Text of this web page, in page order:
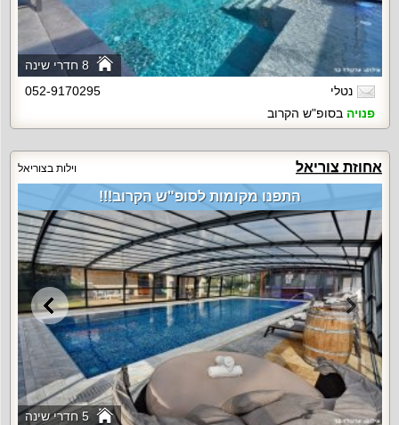
8 חדרי שינה
נטלי
052-9170295
פנויה בסופ"ש הקרוב
אחוזת צוריאל וילות בצוריאל
5 חדרי שינה
התפנו מקומות לסופ"ש הקרוב!!!